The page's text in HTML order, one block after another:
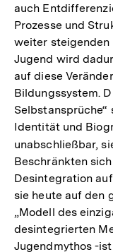
auch
Prozesse und
weiter steigenden
Jugend wird
auf diese
Bildungssystem.
Identität und
unabschließbar,
Beschränkten
Desintegration
sie heute auf den
„Modell des
desintegrierten
Jugendmythos -